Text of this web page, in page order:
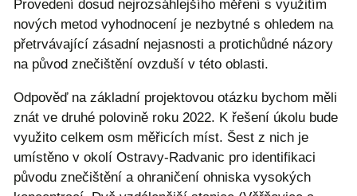
Provedení dosud nejrozsáhlejšího měření s využitím
nových metod vyhodnocení je nezbytné s ohledem na
přetrvávající zásadní nejasnosti a protichůdné názory
na původ znečištění ovzduší v této oblasti.
Odpověď na základní projektovou otázku bychom měli
znát ve druhé polovině roku 2022. K řešení úkolu bude
využito celkem osm měřicích míst. Šest z nich je
umístěno v okolí Ostravy-Radvanic pro identifikaci
původu znečištění a ohraničení ohniska vysokých